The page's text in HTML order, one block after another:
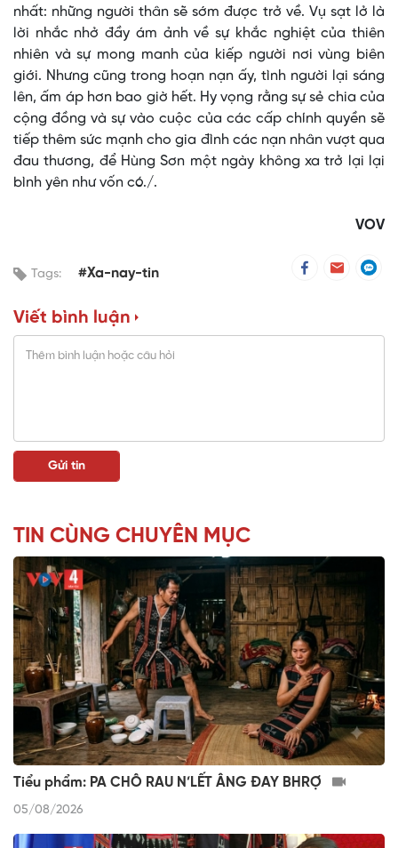
nhất: những người thân sẽ sớm được trở về. Vụ sạt lở là
lời nhắc nhở đầy ám ảnh về sự khắc nghiệt của thiên
nhiên và sự mong manh của kiếp người nơi vùng biên
giới. Nhưng cũng trong hoạn nạn ấy, tình người lại sáng
lên, ấm áp hơn bao giờ hết. Hy vọng rằng sự sẻ chia của
cộng đồng và sự vào cuộc của các cấp chính quyền sẽ
tiếp thêm sức mạnh cho gia đình các nạn nhân vượt qua
đau thương, để Hùng Sơn một ngày không xa trở lại lại
bình yên như vốn có./.
VOV
Tags: #Xa-nay-tin
Viết bình luận
TIN CÙNG CHUYÊN MỤC
Tiểu phẩm: PA CHÔ RAU N’LẾT ÂNG ĐAY BHRỢ
05/08/2026